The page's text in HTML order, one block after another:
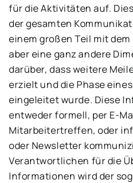
für die Aktivitäten auf.
der gesamten
einem großen Teil mit
aber eine ganz andere
darüber, dass weitere
erzielt und die Phase
eingeleitet wurde. Diese
entweder formell, per E-
Mitarbeitertreffen, oder
oder Newsletter
Verantwortlichen für die
Informationen wird der